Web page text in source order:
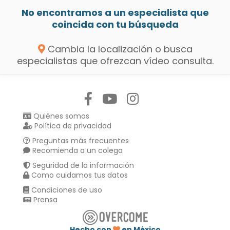
No encontramos a un especialista que
coincida con tu búsqueda
Cambia la localización o busca
especialistas que ofrezcan vídeo consulta.
Quiénes somos
Política de privacidad
Preguntas más frecuentes
Recomienda a un colega
Seguridad de la información
Como cuidamos tus datos
Condiciones de uso
Prensa